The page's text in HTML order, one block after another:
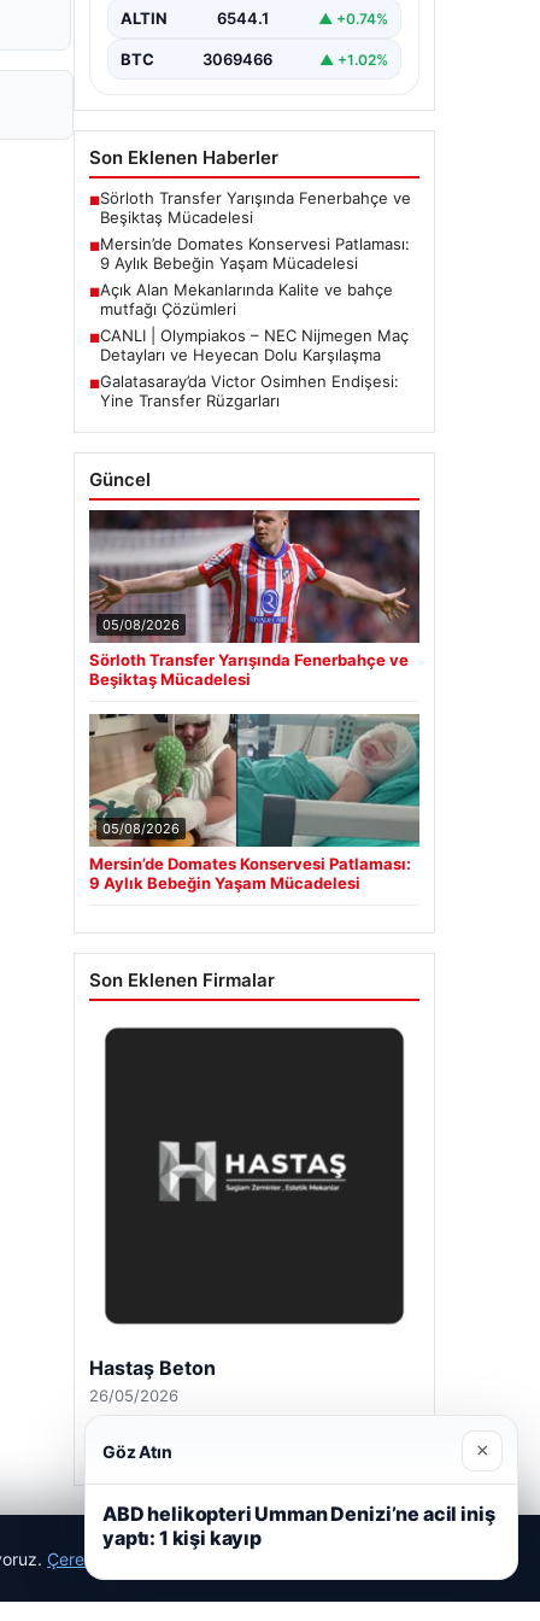
etkiledi. 19 Eylül 2023 tarihinde…
ALTIN 6544.1 ▲ +0.74%
BTC 3069466 ▲ +1.02%
Son Eklenen Haberler
■Sörloth Transfer Yarışında Fenerbahçe ve
Beşiktaş Mücadelesi
■Mersin’de Domates Konservesi Patlaması:
9 Aylık Bebeğin Yaşam Mücadelesi
■Açık Alan Mekanlarında Kalite ve bahçe
mutfağı Çözümleri
■CANLI | Olympiakos – NEC Nijmegen Maç
Detayları ve Heyecan Dolu Karşılaşma
■Galatasaray’da Victor Osimhen Endişesi:
Yine Transfer Rüzgarları
Güncel
05/08/2026
Sörloth Transfer Yarışında Fenerbahçe ve
Beşiktaş Mücadelesi
05/08/2026
Mersin’de Domates Konservesi Patlaması:
9 Aylık Bebeğin Yaşam Mücadelesi
Son Eklenen Firmalar
Hastaş Beton
26/05/2026
Çerez Politikamız
Göz Atın ×
ABD helikopteri Umman Denizi’ne acil iniş
yaptı: 1 kişi kayıp